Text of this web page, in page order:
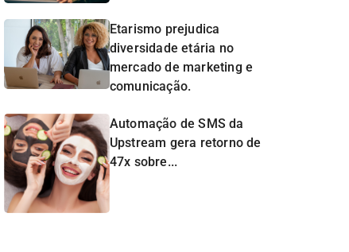
Etarismo prejudica
diversidade etária no
mercado de marketing e
comunicação.
Automação de SMS da
Upstream gera retorno de
47x sobre...